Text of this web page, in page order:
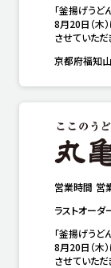
「釜揚げうど
8月20日（木
させていただ
京都府福知
営業時間 営
ラストオー
「釜揚げうど
8月20日（木
させていただ